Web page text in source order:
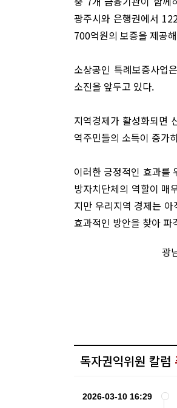
광주시와 은행권에서
700억원의 보증을 제공
소상공인 특례보증사업
소진을 앞두고 있다.
지역경제가 활성화되면
역주민들의 소득이 증가
이러한 긍정적인 효과를
방자치단체의 역할이 매
지만 우리지역 경제는
효과적인 방안을 찾아 파
광
독자권익위원 칼럼
2026-03-10 16:29